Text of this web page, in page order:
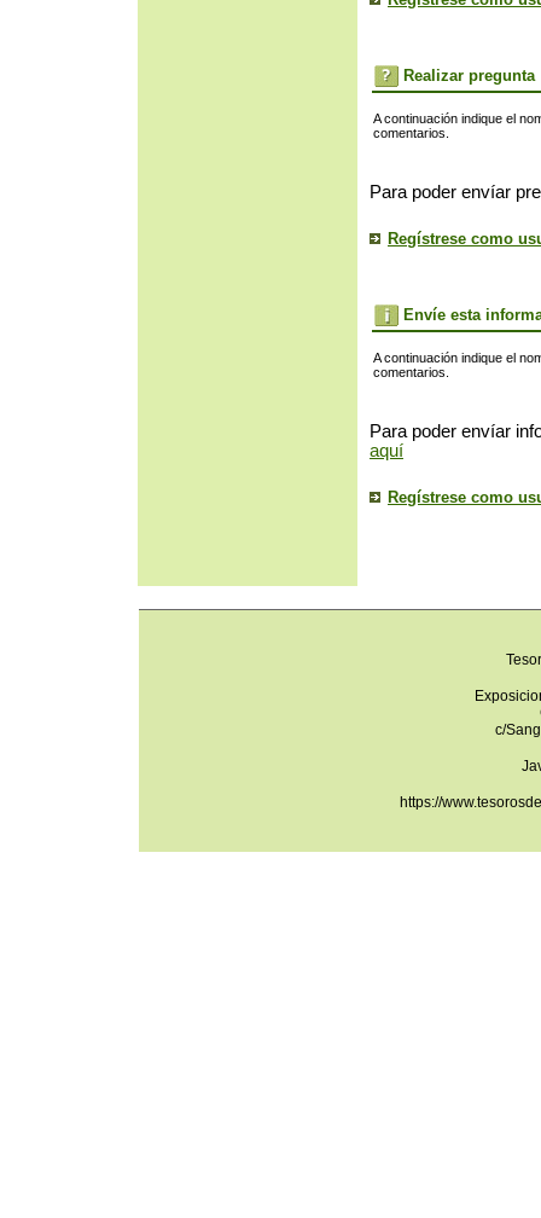
Realizar pregunta
A continuación indique el
comentarios.
Para poder envíar
Regístrese como
Envíe esta
A continuación indique el
comentarios.
Para poder envíar
aquí
Regístrese como
c/
https://